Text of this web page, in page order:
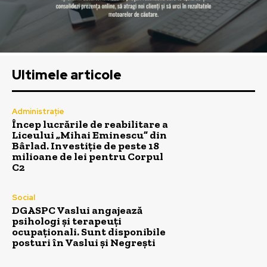
Ultimele articole
Administrație
Încep lucrările de reabilitare a
Liceului „Mihai Eminescu” din
Bârlad. Investiție de peste 18
milioane de lei pentru Corpul
C2
Social
DGASPC Vaslui angajează
psihologi și terapeuți
ocupaționali. Sunt disponibile
posturi în Vaslui și Negrești